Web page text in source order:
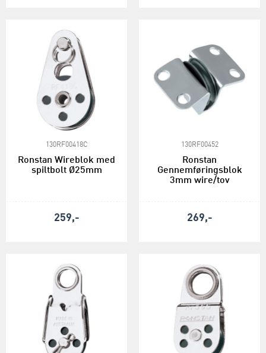
130RF00418C
Ronstan Wireblok med
spiltbolt Ø25mm
259,-
130RF00452
Ronstan
Gennemføringsblok
3mm wire/tov
269,-